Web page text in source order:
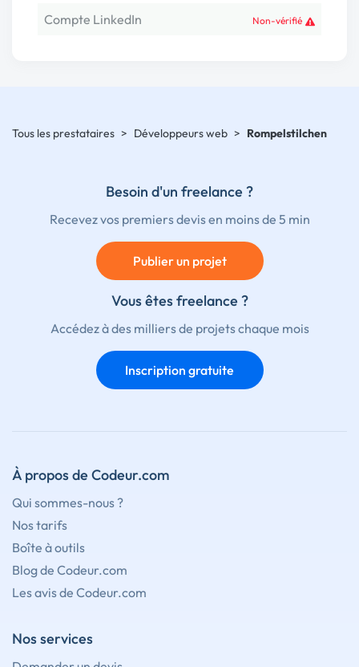
Compte LinkedIn Non-vérifié
Tous les prestataires > Développeurs web > Rompelstilchen
Besoin d'un freelance ?
Recevez vos premiers devis en moins de 5 min
Publier un projet
Vous êtes freelance ?
Accédez à des milliers de projets chaque mois
Inscription gratuite
À propos de Codeur.com
Qui sommes-nous ?
Nos tarifs
Boîte à outils
Blog de Codeur.com
Les avis de Codeur.com
Nos services